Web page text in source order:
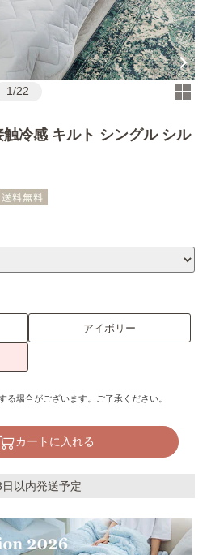
1/22
冷感 キルト シングル シル
アイボリー
場合がございます。ご了承ください。
カートに入れる
日以内発送予定